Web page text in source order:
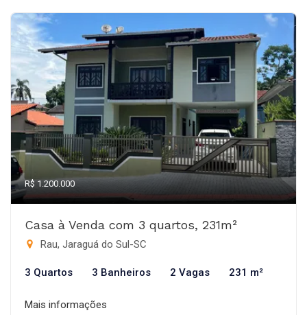
R$ 1.200.000
Casa à Venda com 3 quartos, 231m²
Rau, Jaraguá do Sul-SC
3 Quartos 3 Banheiros 2 Vagas 231 m²
Mais informações